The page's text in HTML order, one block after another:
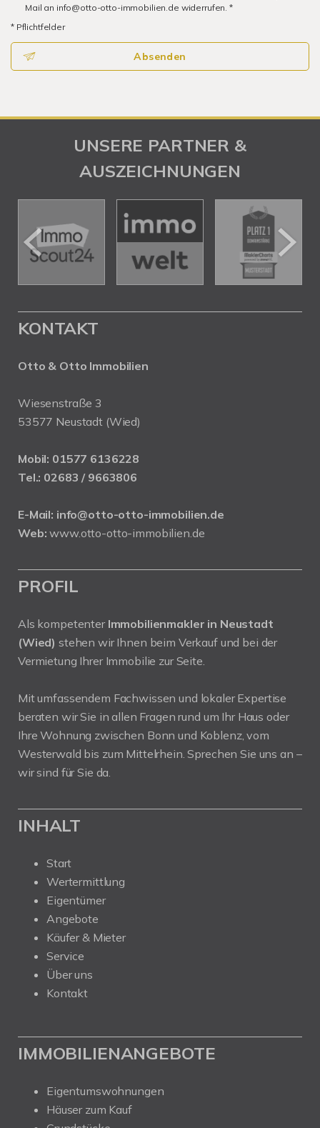
Mail an info@otto-otto-immobilien.de widerrufen. *
* Pflichtfelder
Absenden
UNSERE PARTNER &
AUSZEICHNUNGEN
KONTAKT
Otto & Otto Immobilien
Wiesenstraße 3
53577 Neustadt (Wied)
Mobil: 01577 6136228
Tel.: 02683 / 9663806
E-Mail: info@otto-otto-immobilien.de
Web: www.otto-otto-immobilien.de
PROFIL
Als kompetenter Immobilienmakler in Neustadt
(Wied) stehen wir Ihnen beim Verkauf und bei der
Vermietung Ihrer Immobilie zur Seite.
Mit umfassendem Fachwissen und lokaler Expertise
beraten wir Sie in allen Fragen rund um Ihr Haus oder
Ihre Wohnung zwischen Bonn und Koblenz, vom
Westerwald bis zum Mittelrhein. Sprechen Sie uns an –
wir sind für Sie da.
INHALT
Start
Wertermittlung
Eigentümer
Angebote
Käufer & Mieter
Service
Über uns
Kontakt
IMMOBILIENANGEBOTE
Eigentumswohnungen
Häuser zum Kauf